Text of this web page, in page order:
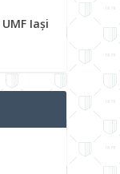
Iași